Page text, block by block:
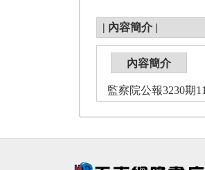
| 內容簡介 |
內容簡介
監察院公報3230期